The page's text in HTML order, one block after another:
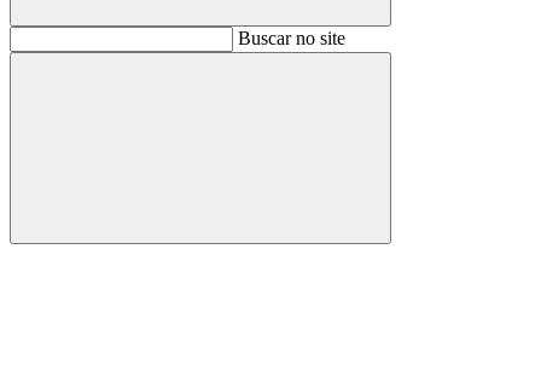
BuscarBuscar no site
Buscar